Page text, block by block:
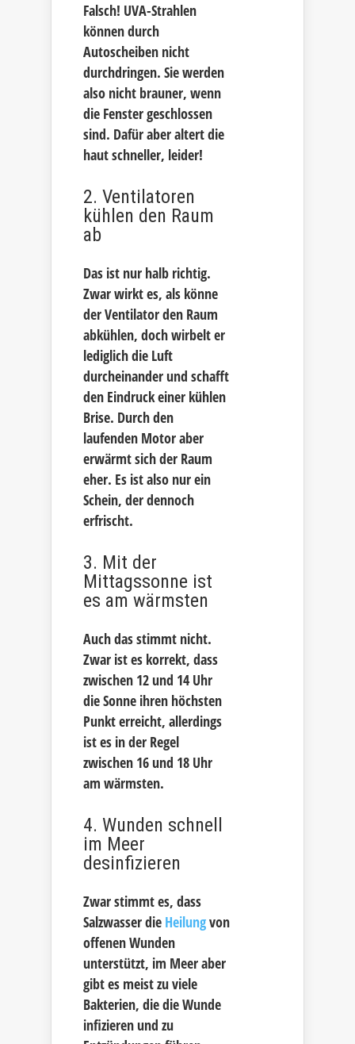
Falsch! UVA-Strahlen
können durch
Autoscheiben nicht
durchdringen. Sie werden
also nicht brauner, wenn
die Fenster geschlossen
sind. Dafür aber altert die
haut schneller, leider!
2. Ventilatoren
kühlen den Raum
ab
Das ist nur halb richtig.
Zwar wirkt es, als könne
der Ventilator den Raum
abkühlen, doch wirbelt er
lediglich die Luft
durcheinander und schafft
den Eindruck einer kühlen
Brise. Durch den
laufenden Motor aber
erwärmt sich der Raum
eher. Es ist also nur ein
Schein, der dennoch
erfrischt.
3. Mit der
Mittagssonne ist
es am wärmsten
Auch das stimmt nicht.
Zwar ist es korrekt, dass
zwischen 12 und 14 Uhr
die Sonne ihren höchsten
Punkt erreicht, allerdings
ist es in der Regel
zwischen 16 und 18 Uhr
am wärmsten.
4. Wunden schnell
im Meer
desinfizieren
Zwar stimmt es, dass
Salzwasser die Heilungvon
offenen Wunden
unterstützt, im Meer aber
gibt es meist zu viele
Bakterien, die die Wunde
infizieren und zu